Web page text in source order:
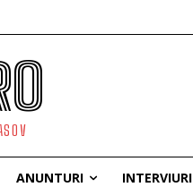
ANUNTURI INTERVIURI